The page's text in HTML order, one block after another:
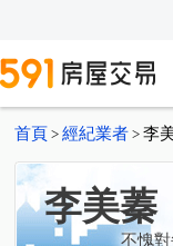
首頁 > 經紀業者 > 李
李美蓁
不愧對